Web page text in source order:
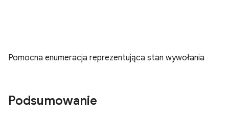
Pomocna enumeracja reprezentująca stan wywołania
Podsumowanie